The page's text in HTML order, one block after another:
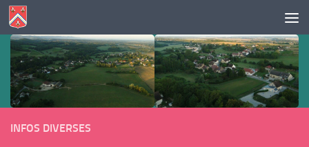
Skip to content
INFOS DIVERSES